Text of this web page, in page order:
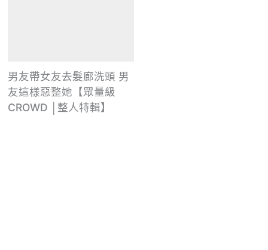
男友帶女友去髮廊洗頭 男
友這樣惡整她【眾量級
CROWD │整人特輯】